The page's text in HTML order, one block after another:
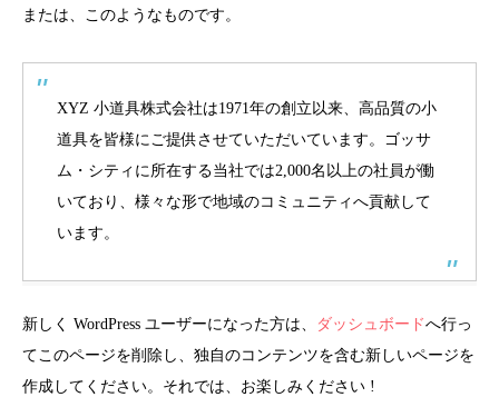
または、このようなものです。
XYZ 小道具株式会社は1971年の創立以来、高品質の小
道具を皆様にご提供させていただいています。ゴッサ
ム・シティに所在する当社では2,000名以上の社員が働
いており、様々な形で地域のコミュニティへ貢献して
います。
新しく WordPress ユーザーになった方は、 ダッシュボードへ行っ
てこのページを削除し、独自のコンテンツを含む新しいページを
作成してください。それでは、お楽しみください !